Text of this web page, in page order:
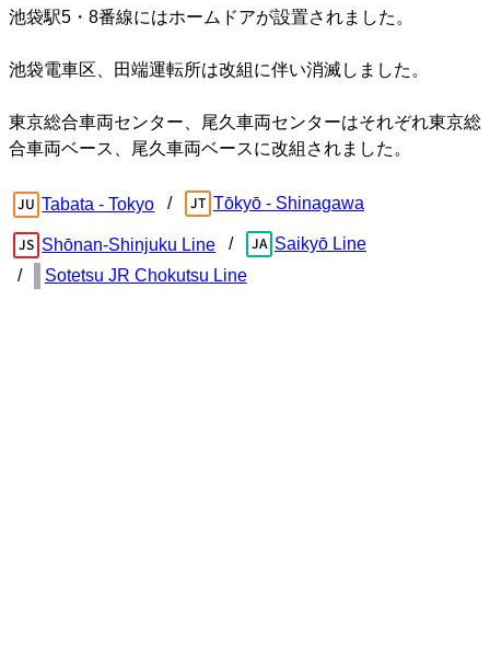
池袋駅5・8番線にはホームドアが設置されました。
池袋電車区、田端運転所は改組に伴い消滅しました。
東京総合車両センター、尾久車両センターはそれぞれ東京総
合車両ベース、尾久車両ベースに改組されました。
Tabata - Tokyo Tōkyō - Shinagawa
Shōnan-Shinjuku Line
Saikyō Line
Sotetsu JR Chokutsu Line